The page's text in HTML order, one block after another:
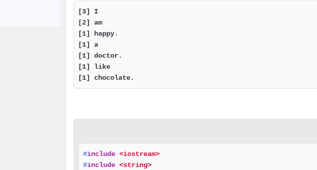
[3] I
[2] am
[1] happy.
[1] a
[1] doctor.
[1] like
[1] chocolate.
#include <iostream>
#include <string>